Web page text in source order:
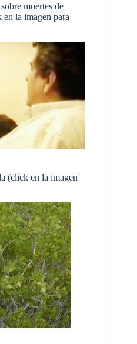
muertes de
la imagen para
(click en la imagen